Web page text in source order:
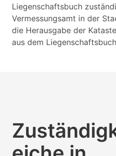
Liegenschaftsbuch
Vermessungsamt in der
die Herausgabe der
aus dem